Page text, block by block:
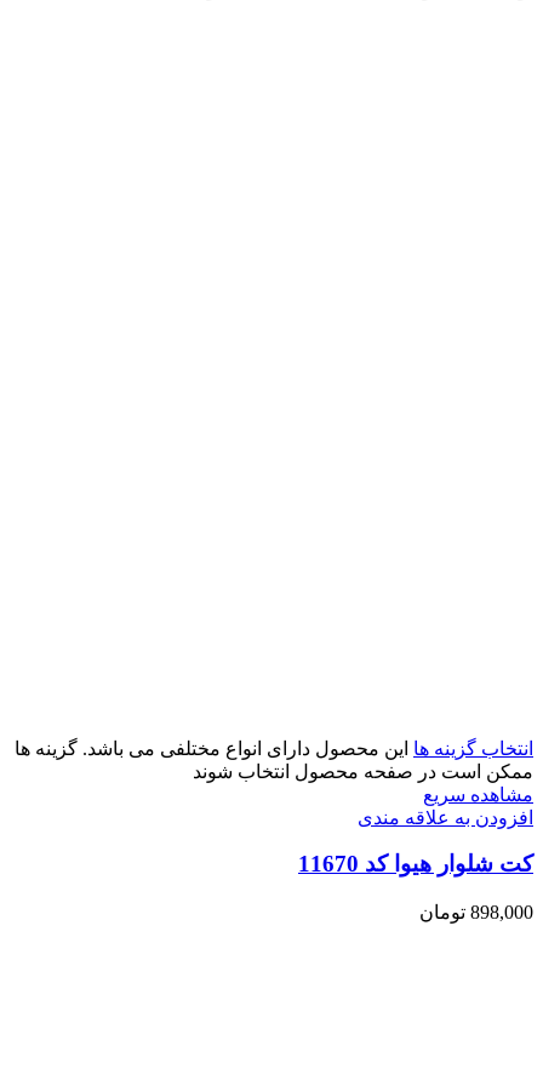
انتخاب گزینه ها این محصول دارای انواع مختلفی می باشد. گزینه ها
ممکن است در صفحه محصول انتخاب شوند
مشاهده سریع
افزودن به علاقه مندی
کت شلوار هیوا کد 11670
898,000 تومان